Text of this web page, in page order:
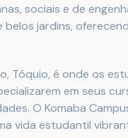
sociais e de
jardins,
Tóquio, é onde os
em seus
O Komaba
vida estudantil